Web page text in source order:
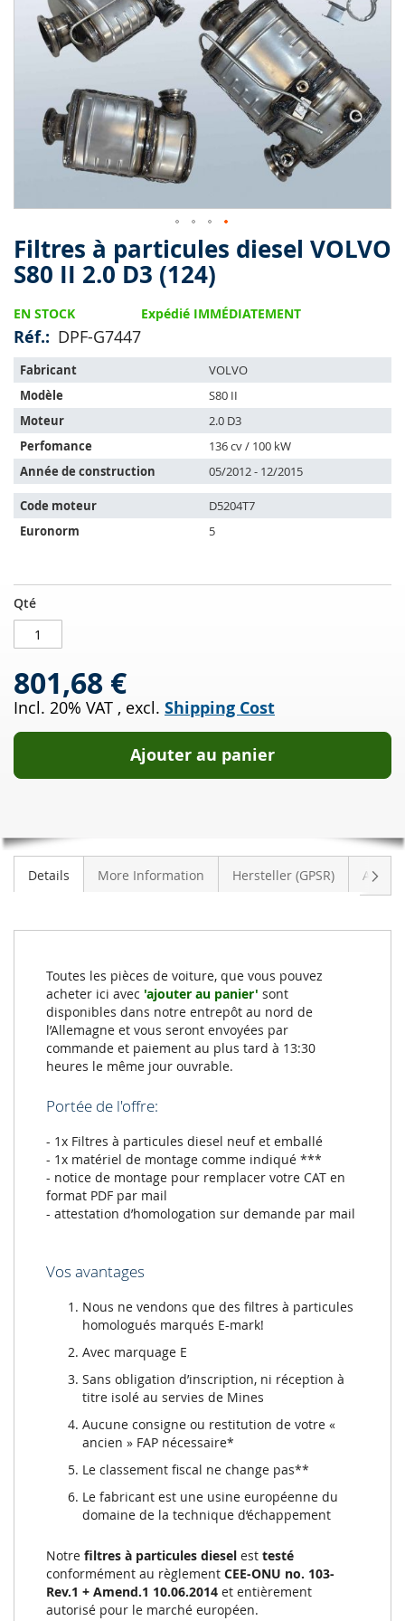
Filtres à particules diesel VOLVO
S80 II 2.0 D3 (124)
EN STOCK
Réf. DPF-G7447
Expédié IMMÉDIATEMENT
L'article
s'adapte
sur
les
véhicules
suivants:
Fabricant
VOLVO
Modèle
S80 II
Moteur
2.0 D3
Perfomance
136 cv / 100 kW
Année de construction
05/2012 - 12/2015
Code moteur
D5204T7
Euronorm
5
Filtres
à
particules
VOLVO
S80
II
2.0
EN
STOCK
Qté
801,68 €
Incl. 20% VAT , excl. Shipping Cost
Ajouter au panier
Skip
to
the
of
the
gallery
Details More Information Hersteller (GPSR) Avis
Toutes les pièces de voiture, que vous pouvez
acheter ici avec 'ajouter au panier' sont
disponibles dans notre entrepôt au nord de
l’Allemagne et vous seront envoyées par
commande et paiement au plus tard à 13:30
heures le même jour ouvrable.
Portée de l'offre:
- 1x Filtres à particules diesel neuf et emballé
- 1x matériel de montage comme indiqué ***
- notice de montage pour remplacer votre CAT en
format PDF par mail
- attestation d’homologation sur demande par mail
Vos avantages
Nous ne vendons que des filtres à particules
homologués marqués E-mark!
Avec marquage E
Sans obligation d’inscription, ni réception à
titre isolé au servies de Mines
Aucune consigne ou restitution de votre «
ancien » FAP nécessaire*
Le classement fiscal ne change pas**
Le fabricant est une usine européenne du
domaine de la technique d‘échappement
Notre filtres à particules diesel est testé
conformément au règlement CEE-ONU no. 103-
Rev.1 + Amend.1 10.06.2014 et entièrement
autorisé pour le marché européen.